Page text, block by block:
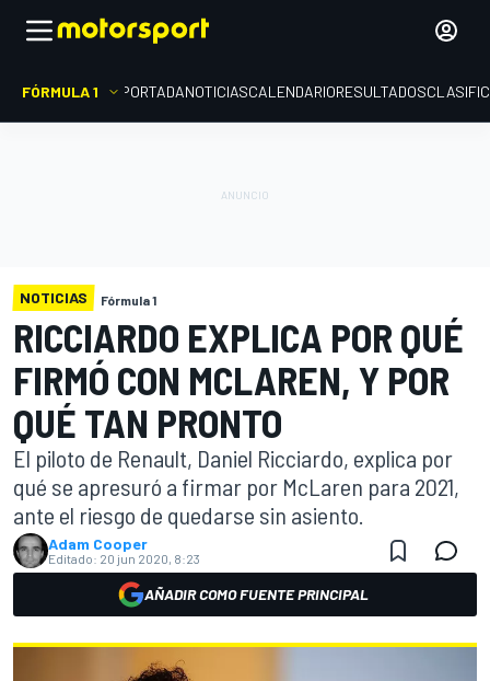
FÓRMULA 1 PORTADANOTICIASCALENDARIORESULTADOS
NOTICIAS Fórmula 1
RICCIARDO EXPLICA POR QUÉ
FIRMÓ CON MCLAREN, Y POR
QUÉ TAN PRONTO
El piloto de Renault, Daniel Ricciardo, explica por
qué se apresuró a firmar por McLaren para 2021,
ante el riesgo de quedarse sin asiento.
Adam Cooper
Editado: 20 jun 2020, 8:23
AÑADIR COMO FUENTE PRINCIPAL